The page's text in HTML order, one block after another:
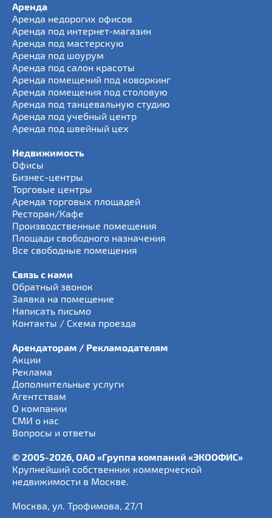
Аренда
Аренда недорогих офисов
Аренда под интернет-магазин
Аренда под мастерскую
Аренда под шоурум
Аренда под салон красоты
Аренда помещений под коворкинг
Аренда помещения под столовую
Аренда под танцевальную студию
Аренда под учебный центр
Аренда под швейный цех
Недвижимость
Офисы
Бизнес-центры
Торговые центры
Аренда торговых площадей
Ресторан/Кафе
Производственные помещения
Площади свободного назначения
Все свободные помещения
Связь с нами
Обратный звонок
Заявка на помещение
Написать письмо
Контакты / Схема проезда
Арендаторам / Рекламодателям
Акции
Реклама
Дополнительные услуги
Агентствам
О компании
СМИ о нас
Вопросы и ответы
© 2005-2026, ОАО «Группа компаний «ЭКООФИС»
Крупнейший собственник коммерческой
недвижимости в Москве.
Москва, ул. Трофимова, 27/1